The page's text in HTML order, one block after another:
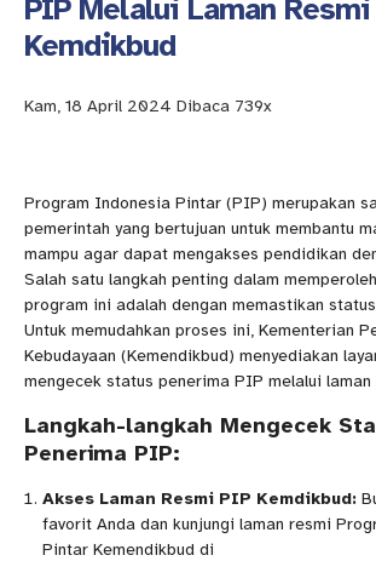
UKS
PIP Melalui Laman Resmi
Kemdikbud
Kam, 18 April 2024 Dibaca 739x
Program Indonesia Pintar (PIP) merupakan
pemerintah yang bertujuan untuk membantu
mampu agar dapat mengakses pendidikan
Salah satu langkah penting dalam
program ini adalah dengan memastikan
Untuk memudahkan proses ini, Kementerian
Kebudayaan (Kemendikbud) menyediakan
mengecek status penerima PIP melalui laman
Langkah-langkah Mengecek
Penerima PIP:
Akses Laman Resmi PIP Kemdikbud:
favorit Anda dan kunjungi laman resmi
Pintar Kemendikbud di